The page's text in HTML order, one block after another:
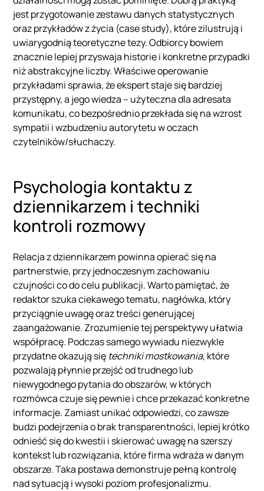
jest przygotowanie zestawu danych statystycznych
oraz przykładów z życia (case study), które zilustrują i
uwiarygodnią teoretyczne tezy. Odbiorcy bowiem
znacznie lepiej przyswaja historie i konkretne przypadki
niż abstrakcyjne liczby. Właściwe operowanie
przykładami sprawia, że ekspert staje się bardziej
przystępny, a jego wiedza – użyteczna dla adresata
komunikatu, co bezpośrednio przekłada się na wzrost
sympatii i wzbudzeniu autorytetu w oczach
czytelników/słuchaczy.
Psychologia kontaktu z
dziennikarzem i techniki
kontroli rozmowy
Relacja z dziennikarzem powinna opierać się na
partnerstwie, przy jednoczesnym zachowaniu
czujności co do celu publikacji. Warto pamiętać, że
redaktor szuka ciekawego tematu, nagłówka, który
przyciągnie uwagę oraz treści generującej
zaangażowanie. Zrozumienie tej perspektywy ułatwia
współpracę. Podczas samego wywiadu niezwykle
przydatne okazują się techniki mostkowania, które
pozwalają płynnie przejść od trudnego lub
niewygodnego pytania do obszarów, w których
rozmówca czuje się pewnie i chce przekazać konkretne
informacje. Zamiast unikać odpowiedzi, co zawsze
budzi podejrzenia o brak transparentności, lepiej krótko
odnieść się do kwestii i skierować uwagę na szerszy
kontekst lub rozwiązania, które firma wdraża w danym
obszarze. Taka postawa demonstruje pełną kontrolę
nad sytuacją i wysoki poziom profesjonalizmu.